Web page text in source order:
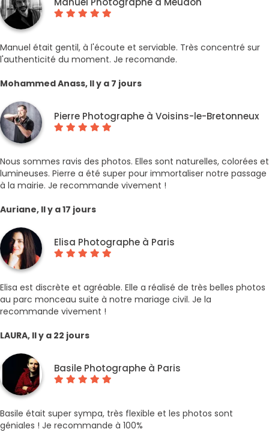
Manuel était gentil, à l'écoute et serviable. Très concentré sur
l'authenticité du moment. Je recomande.
Mohammed Anass, Il y a 7 jours
Pierre Photographe à Voisins-le-Bretonneux
Nous sommes ravis des photos. Elles sont naturelles, colorées et
lumineuses. Pierre a été super pour immortaliser notre passage
à la mairie. Je recommande vivement !
Auriane, Il y a 17 jours
Elisa Photographe à Paris
Elisa est discrète et agréable. Elle a réalisé de très belles photos
au parc monceau suite à notre mariage civil. Je la
recommande vivement !
LAURA, Il y a 22 jours
Basile Photographe à Paris
Basile était super sympa, très flexible et les photos sont
géniales ! Je recommande à 100%